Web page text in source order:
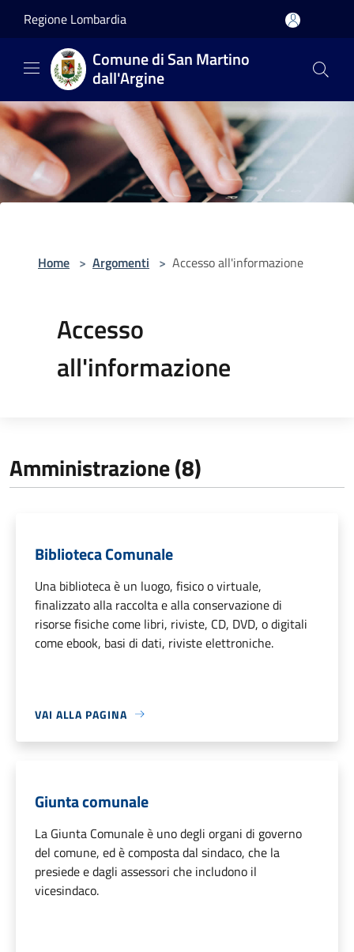
Regione Lombardia
Comune di San Martino
dall'Argine
Home > Argomenti > Accesso all'informazione
Accesso
all'informazione
Amministrazione (8)
Biblioteca Comunale
Una biblioteca è un luogo, fisico o virtuale,
finalizzato alla raccolta e alla conservazione di
risorse fisiche come libri, riviste, CD, DVD, o digitali
come ebook, basi di dati, riviste elettroniche.
VAI ALLA PAGINA
Giunta comunale
La Giunta Comunale è uno degli organi di governo
del comune, ed è composta dal sindaco, che la
presiede e dagli assessori che includono il
vicesindaco.